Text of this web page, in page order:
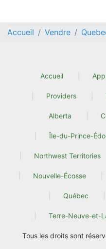
Accueil Vendre
Accueil
Providers
Alberta
Île-du-Prince-
Northwest Territories
Nouvelle-Écosse
Québec
Terre-Neuve-et-
Tous les droits sont